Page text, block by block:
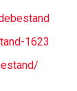
1623